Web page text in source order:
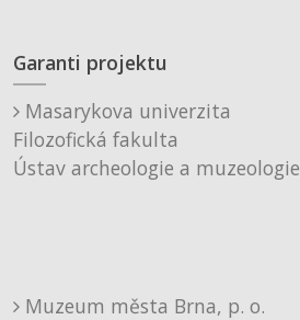
Garanti projektu
Masarykova univerzita
Filozofická fakulta
Ústav archeologie a muzeologie
Muzeum města Brna, p. o.